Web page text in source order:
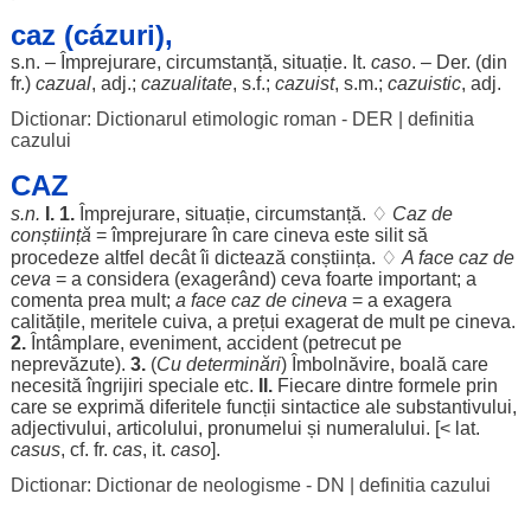
caz (cázuri),
s.n. – Împrejurare, circumstanță, situație. It. caso. – Der. (din
fr.) cazual, adj.; cazualitate, s.f.; cazuist, s.m.; cazuistic, adj.
Dictionar: Dictionarul etimologic roman - DER
definitia
cazului
CAZ
s.n. I. 1. Împrejurare, situație, circumstanță. ♢ Cazde
conștiință =împrejurareîn care cineva este silitsă
procedeze altfel decâtîi dictează conștiința. ♢ A face cazde
ceva = a considera (exagerând) ceva foarte important; a
comenta prea mult; a face cazde cineva = a exagera
calitățile, meritelecuiva, a prețui exageratde multpe cineva.
2. Întâmplare, eveniment, accident(petrecutpe
neprevăzute). 3.(Cu determinări) Îmbolnăvire, boală care
necesită îngrijiri specialeetc. II. Fiecare dintre formeleprin
care se exprimă diferitele funcții sintactice ale substantivului,
adjectivului, articolului, pronumelui și numeralului. [< lat.
casus, cf. fr. cas, it. caso].
Dictionar: Dictionar de neologisme - DN
definitia cazului